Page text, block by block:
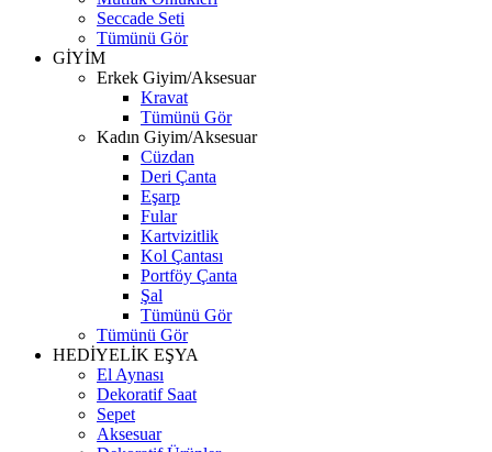
Seccade Seti
Tümünü Gör
GİYİM
Erkek Giyim/Aksesuar
Kravat
Tümünü Gör
Kadın Giyim/Aksesuar
Cüzdan
Deri Çanta
Eşarp
Fular
Kartvizitlik
Kol Çantası
Portföy Çanta
Şal
Tümünü Gör
Tümünü Gör
HEDİYELİK EŞYA
El Aynası
Dekoratif Saat
Sepet
Aksesuar